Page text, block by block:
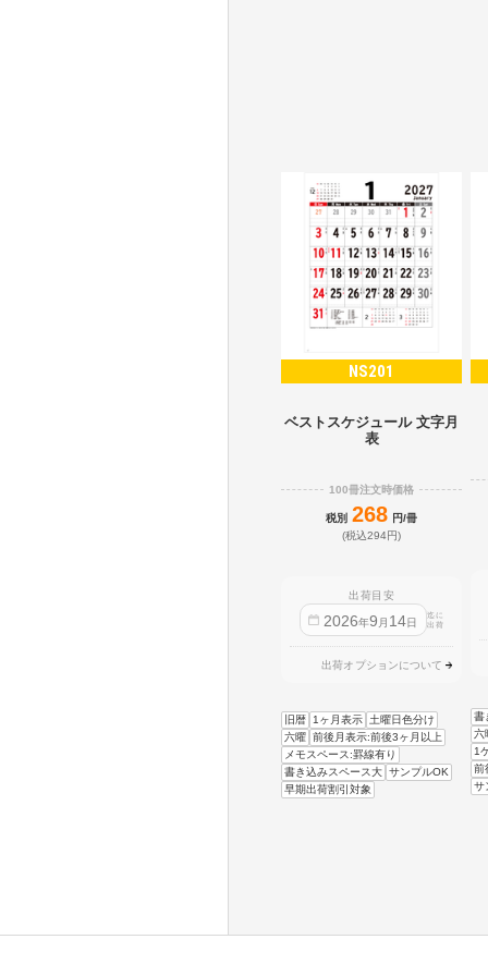
NS201
ベストスケジュール 文字月
表
100冊注文時価格
税別 268 円/冊
(税込294円)
出荷目安
2026年9 月 14日
迄に
出荷
出荷オプションについて
旧暦 1ヶ月表示
土曜日色分け
六曜 前後月表示:前後3ヶ月以上
メモスペース:罫線有り
書き込みスペース大 サンプルOK
早期出荷割引対象
書
六
1
前
サ